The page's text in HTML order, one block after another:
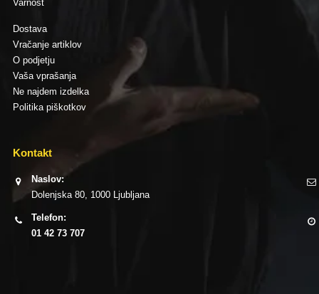
Varnost
Dostava
Vračanje artiklov
O podjetju
Vaša vprašanja
Ne najdem izdelka
Politika piškotkov
Kontakt
Naslov:
Dolenjska 80, 1000 Ljubljana
Telefon:
01 42 73 707